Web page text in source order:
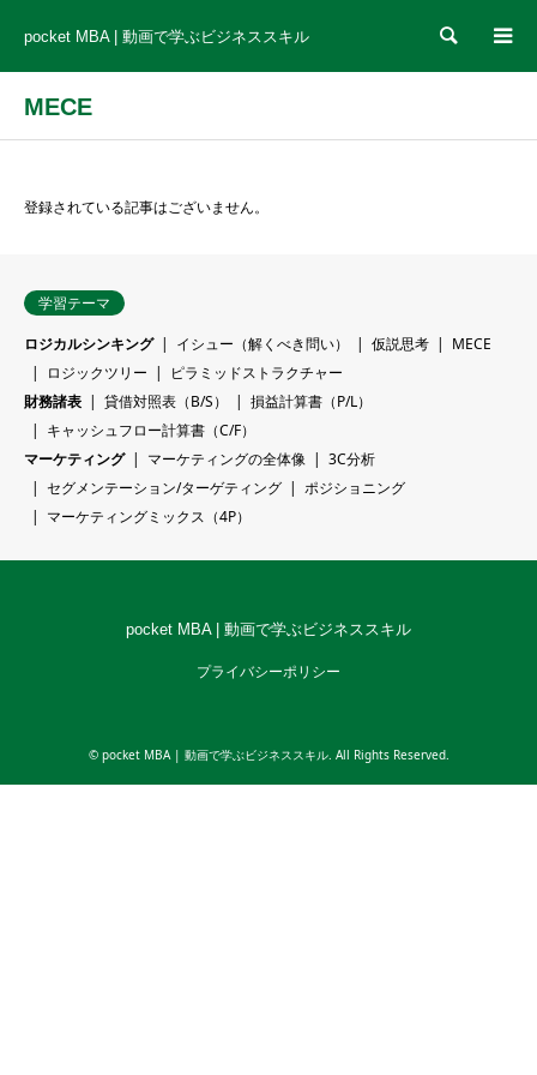
pocket MBA | 動画で学ぶビジネススキル 検索
MECE
登録されている記事はございません。
学習テーマ
ロジカルシンキング
イシュー（解くべき問い） 仮説思考
MECE
ロジックツリー
ピラミッドストラクチャー
財務諸表
貸借対照表（B/S）
損益計算書（P/L）
キャッシュフロー計算書（C/F）
マーケティング
マーケティングの全体像
3C分析
セグメンテーション/ターゲティング
ポジショニング
マーケティングミックス（4P）
pocket MBA | 動画で学ぶビジネススキル
プライバシーポリシー
© pocket MBA | 動画で学ぶビジネススキル. All Rights Reserved.